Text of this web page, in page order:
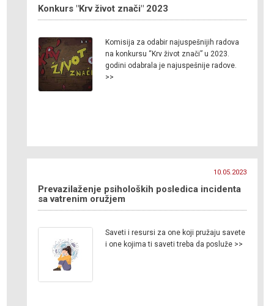
Konkurs "Krv život znači" 2023
Komisija za odabir najuspešnijih radova
na konkursu “Krv život znači” u 2023.
godini odabrala je najuspešnije radove.
>>
10.05.2023
Prevazilaženje psiholoških posledica incidenta
sa vatrenim oružjem
Saveti i resursi za one koji pružaju savete
i one kojima ti saveti treba da posluže >>